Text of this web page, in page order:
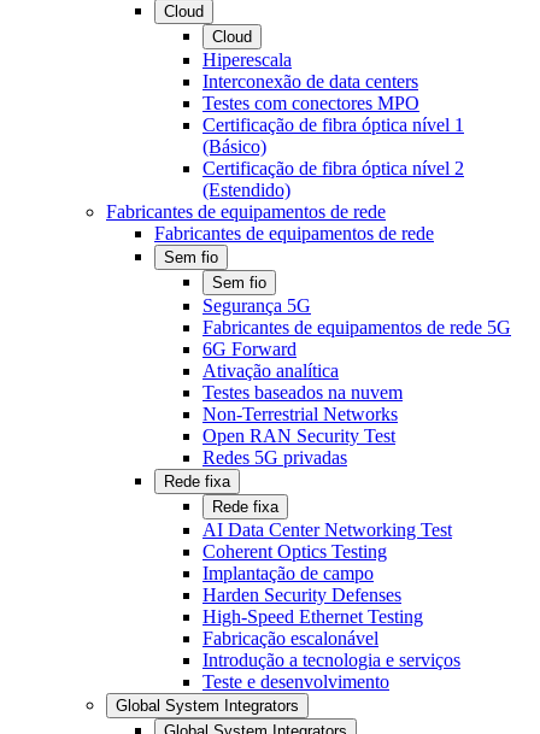
Cloud
Cloud
Hiperescala
Interconexão de data centers
Testes com conectores MPO
Certificação de fibra óptica nível 1
(Básico)
Certificação de fibra óptica nível 2
(Estendido)
Fabricantes de equipamentos de rede
Fabricantes de equipamentos de rede
Sem fio
Sem fio
Segurança 5G
Fabricantes de equipamentos de rede 5G
6G Forward
Ativação analítica
Testes baseados na nuvem
Non-Terrestrial Networks
Open RAN Security Test
Redes 5G privadas
Rede fixa
Rede fixa
AI Data Center Networking Test
Coherent Optics Testing
Implantação de campo
Harden Security Defenses
High-Speed Ethernet Testing
Fabricação escalonável
Introdução a tecnologia e serviços
Teste e desenvolvimento
Global System Integrators